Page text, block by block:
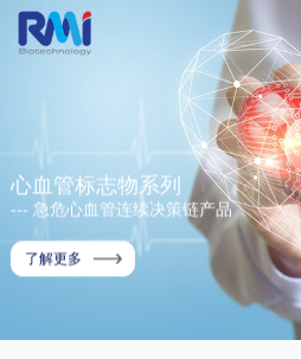
心血管标志物系列
--- 急危心血管连续决策链产品
了解更多